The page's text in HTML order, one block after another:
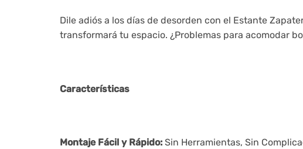
Dile adiós a los días de desorden con el Estante
transformará tu espacio. ¿Problemas para acomodar
Características
Montaje Fácil y Rápido: Sin Herramientas, Sin